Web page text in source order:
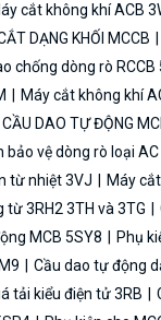
cắt không khí ACB
DẠNG KHỐI MCCB
chống dòng rò RCCB
Máy cắt không khí
CẦU DAO TỰ ĐỘNG
bảo vệ dòng rò loại
từ nhiệt 3VJ
Máy
từ 3RH2 3TH và 3TG
MCB 5SY8
Phụ
Cầu dao tự động
tải kiểu điện tử 3RB